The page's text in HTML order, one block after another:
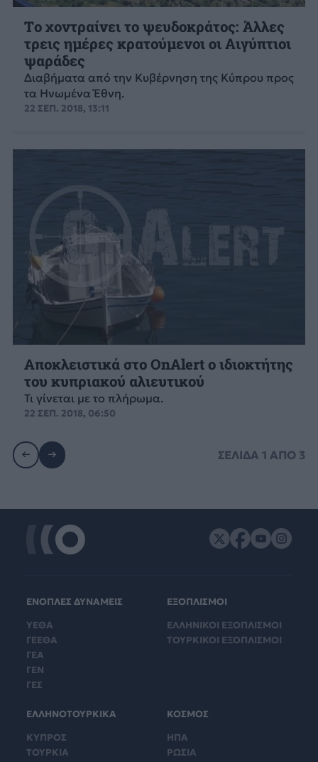
Tο χοντραίνει το ψευδοκράτος: Άλλες
τρεις ημέρες κρατούμενοι οι Αιγύπτιοι
ψαράδες
Διαβήματα από την Κυβέρνηση της Κύπρου προς
τα Ηνωμένα Έθνη.
22 ΣΕΠ. 2018, 13:11
Αποκλειστικά στο OnAlert ο ιδιοκτήτης
του κυπριακού αλιευτικού
Τι γίνεται με το πλήρωμα.
22 ΣΕΠ. 2018, 06:50
ΣΕΛΙΔΑ1 ΑΠΟ 3
ΕΝΟΠΛΕΣ ΔΥΝΑΜΕΙΣ
ΥΕΘΑ
ΓΕΕΘΑ
ΓΕΑ
ΓΕΝ
ΓΕΣ
ΕΞΟΠΛΙΣΜΟΙ
ΕΛΛΗΝΙΚΟΙ ΕΞΟΠΛΙΣΜΟΙ
ΤΟΥΡΚΙΚΟΙ ΕΞΟΠΛΙΣΜΟΙ
ΕΛΛΗΝΟΤΟΥΡΚΙΚΑ
ΚΥΠΡΟΣ
ΤΟΥΡΚΙΑ
ΚΟΣΜΟΣ
ΗΠΑ
ΡΩΣΙΑ